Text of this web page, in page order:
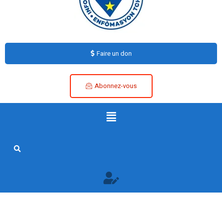
Faire un don
Abonnez-vous